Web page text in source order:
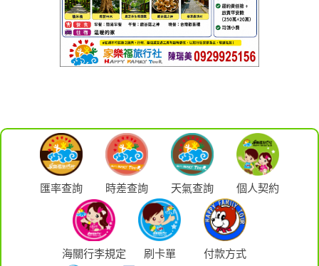
匯率查詢 時差查詢 天氣查詢 個人契約
海關行李規定 刷卡單 付款方式